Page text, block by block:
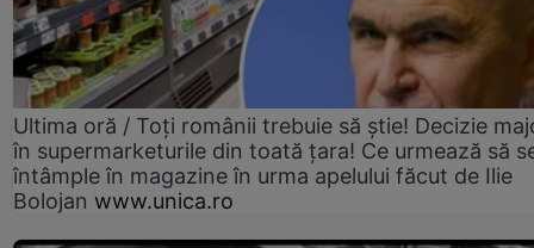
Ultima oră / Toți românii trebuie să știe! Decizie
în supermarketurile din toată țara! Ce urmează să
întâmple în magazine în urma apelului făcut de Ilie
Bolojan www.unica.ro